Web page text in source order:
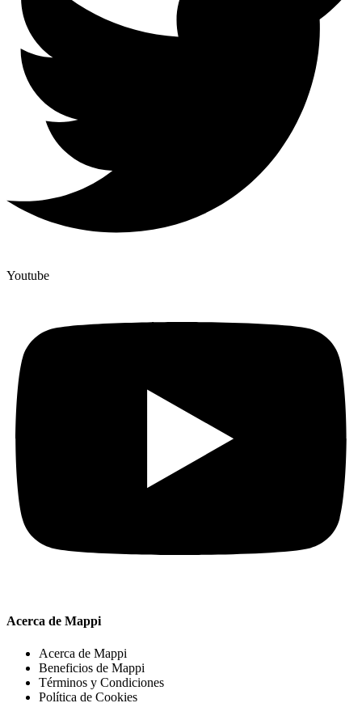
Youtube
Acerca de Mappi
Acerca de Mappi
Beneficios de Mappi
Términos y Condiciones
Política de Cookies